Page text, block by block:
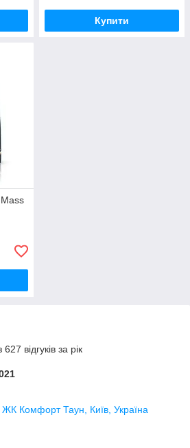
Купити
відгуків за рік
Комфорт Таун, Київ, Україна